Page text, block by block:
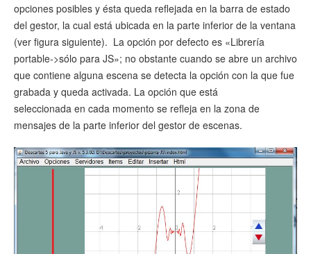
opciones posibles y ésta queda reflejada en la barra de estado
del gestor, la cual está ubicada en la parte inferior de la ventana
(ver figura siguiente). La opción por defecto es «Librería
portable->sólo para JS»; no obstante cuando se abre un archivo
que contiene alguna escena se detecta la opción con la que fue
grabada y queda activada. La opción que está
seleccionada en cada momento se refleja en la zona de
mensajes de la parte inferior del gestor de escenas.